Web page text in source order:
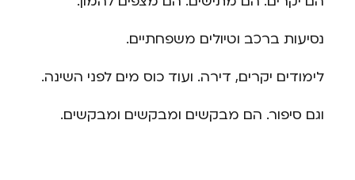
נסיעות ברכב וטיולים משפחתיים.
לימודים יקרים, דירה. ועוד כוס מים לפני השינה.
וגם סיפור. הם מבקשים ומבקשים ומבקשים.